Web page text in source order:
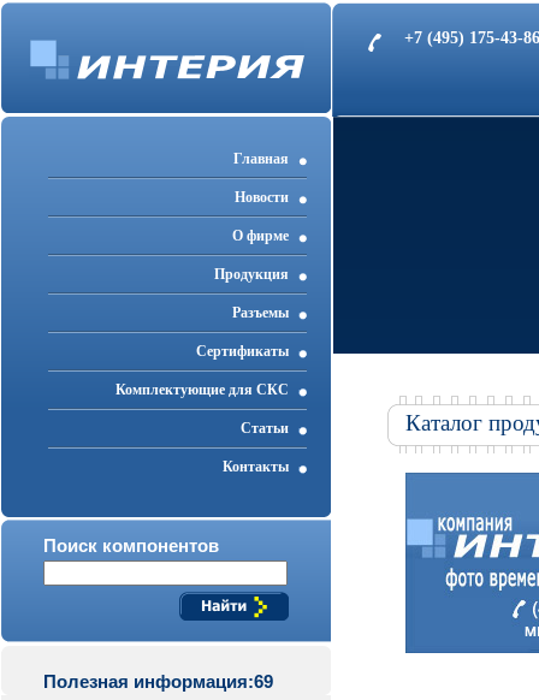
+7 (495) 175-43-
Главная
Новости
О фирме
Продукция
Разъемы
Cертификаты
Комплектующие для СКС
Статьи
Контакты
Поиск компонентов
Полезная информация:69
Каталог